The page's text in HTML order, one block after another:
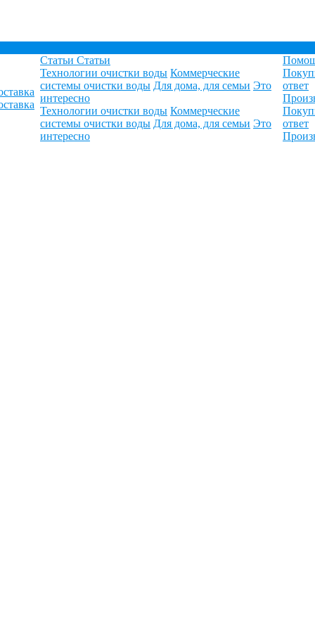
Статьи Статьи
Технологии очистки воды Коммерческие
системы очистки воды Для дома, для семьи Это
интересно
Технологии очистки воды Коммерческие
системы очистки воды Для дома, для семьи Это
интересно
ответ
ответ